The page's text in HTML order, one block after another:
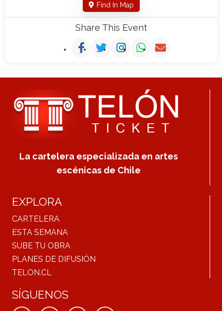
Find In Map
Share This Event
La cartelera especializada en artes
escénicas de Chile
EXPLORA
CARTELERA
ESTA SEMANA
SUBE TU OBRA
PLANES DE DIFUSIÓN
TELON.CL
SÍGUENOS